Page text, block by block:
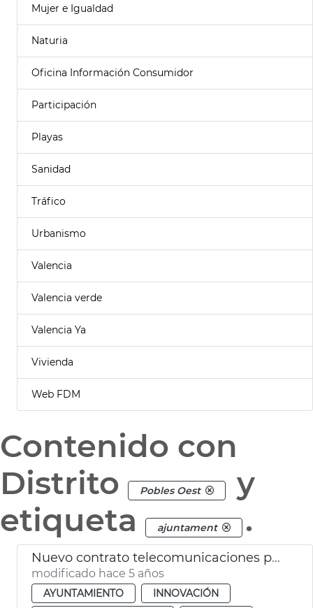
Mujer e Igualdad
Naturia
Oficina Información Consumidor
Participación
Playas
Sanidad
Tráfico
Urbanismo
Valencia
Valencia verde
Valencia Ya
Vivienda
Web FDM
Contenido con
Distrito
Pobles Oest
y
etiqueta
ajuntament .
Nuevo contrato telecomunicaciones pueblos
modificado hace 5 años
AYUNTAMIENTO
INNOVACIÓN